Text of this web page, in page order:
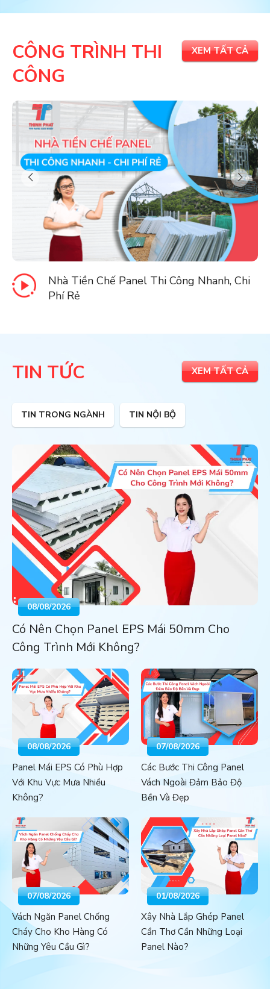
CÔNG TRÌNH THI
CÔNG
XEM TẤT CẢ
Báo Giá Panel Vách Ngoài, Làm Nhà
Homestay Giá Rẻ
TIN TỨC XEM TẤT CẢ
TIN TRONG NGÀNH TIN NỘI BỘ
08/08/2026
Có Nên Chọn Panel EPS Mái 50mm Cho
Công Trình Mới Không?
08/08/2026
Panel Mái EPS Có Phù Hợp
Với Khu Vực Mưa Nhiều
Không?
07/08/2026
Các Bước Thi Công Panel
Vách Ngoài Đảm Bảo Độ
Bền Và Đẹp
07/08/2026
Vách Ngăn Panel Chống
Cháy Cho Kho Hàng Có
Những Yêu Cầu Gì?
01/08/2026
Xây Nhà Lắp Ghép Panel
Cần Thơ Cần Những Loại
Panel Nào?